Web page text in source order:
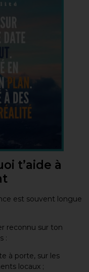
t’aide à
est souvent longue
reconnu sur ton
:
à porte, sur les
locaux ;